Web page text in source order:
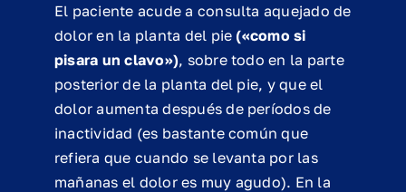
El paciente acude a consulta aquejado de
dolor en la planta del pie («como si
pisara un clavo»), sobre todo en la parte
posterior de la planta del pie, y que el
dolor aumenta después de períodos de
inactividad (es bastante común que
refiera que cuando se levanta por las
mañanas el dolor es muy agudo). En la